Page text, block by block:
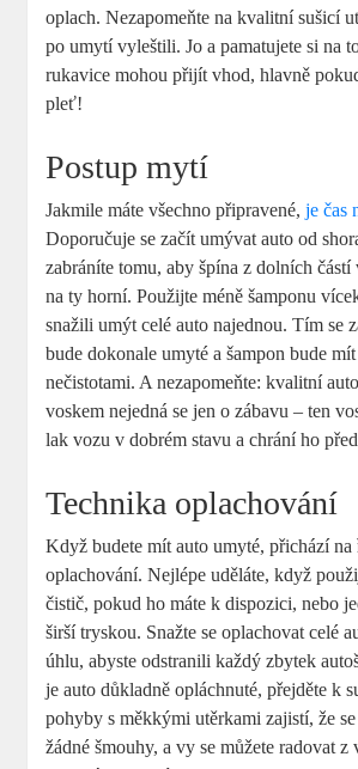
oplach. Nezapomeňte na kvalitní sušicí
po umytí vyleštili. Jo a pamatujete si na
rukavice mohou přijít vhod, hlavně
pleť!
Postup mytí
Jakmile máte všechno připravené,je čas
Doporučuje se začít umývat auto od
zabráníte tomu, aby špína z dolních částí
na ty horní. Použijte méně šamponu
snažili umýt celé auto najednou. Tím se
bude dokonale umyté a šampon bude
nečistotami. A nezapomeňte: kvalitní
voskem nejedná se jen o zábavu – ten
lak vozu v dobrém stavu a chrání ho
Technika oplachování
Když budete mít auto umyté, přichází na
oplachování. Nejlépe uděláte, když
čistič, pokud ho máte k dispozici, nebo
širší tryskou. Snažte se oplachovat celé
úhlu, abyste odstranili každý zbytek
je auto důkladně opláchnuté, přejděte k
pohyby s měkkými utěrkami zajistí, že
žádné šmouhy, a vy se můžete radovat z